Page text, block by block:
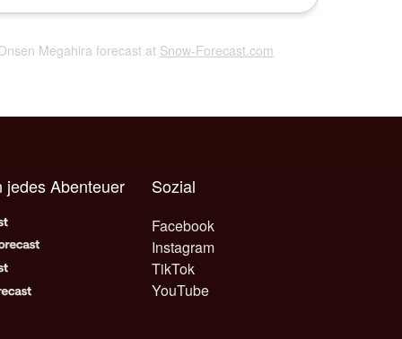
Megahira forecast at Snow-Forecast.com
Sozial
Facebook
Instagram
TikTok
YouTube
jedes Abenteuer